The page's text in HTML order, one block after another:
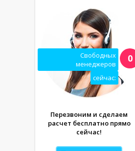
Свободных
менеджеров
сейчас:
0
Перезвоним и сделаем
расчет бесплатно прямо
сейчас!